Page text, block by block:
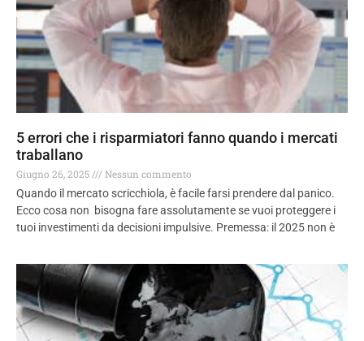
5 errori che i risparmiatori fanno quando i mercati
traballano
Giugno 26, 2025
Nessun commento
Quando il mercato scricchiola, è facile farsi prendere dal panico.
Ecco cosa non bisogna fare assolutamente se vuoi proteggere i
tuoi investimenti da decisioni impulsive. Premessa: il 2025 non è